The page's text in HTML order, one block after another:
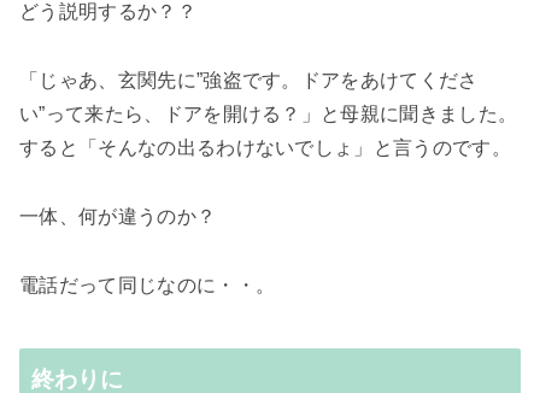
どう説明するか？？
「じゃあ、玄関先に”強盗です。ドアをあけてくださ
い”って来たら、ドアを開ける？」と母親に聞きました。
すると「そんなの出るわけないでしょ」と言うのです。
一体、何が違うのか？
電話だって同じなのに・・。
終わりに